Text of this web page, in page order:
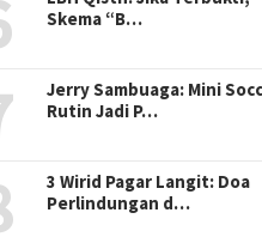
Skema “B…
Jerry Sambuaga: Mini
Rutin Jadi P…
3 Wirid Pagar Langit: Doa
Perlindungan d…